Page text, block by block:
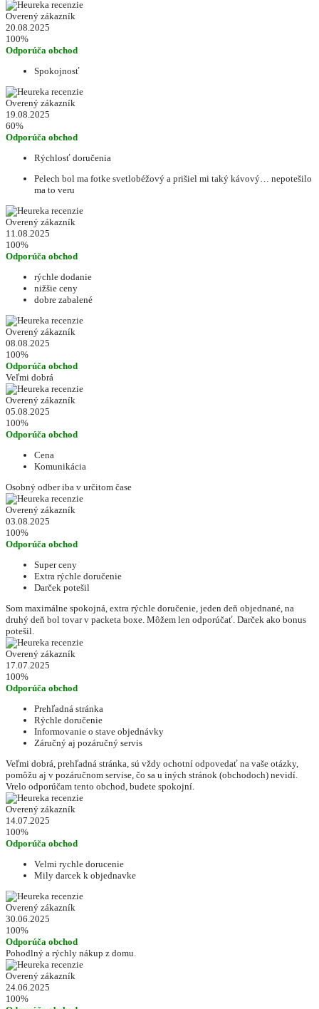
Overený zákazník
20.08.2025
100%
Odporúča obchod
Spokojnosť
Overený zákazník
19.08.2025
60%
Odporúča obchod
Rýchlosť doručenia
Pelech bol ma fotke svetlobéžový a prišiel mi taký kávový… nepotešilo
ma to veru
Overený zákazník
11.08.2025
100%
Odporúča obchod
rýchle dodanie
nižšie ceny
dobre zabalené
Overený zákazník
08.08.2025
100%
Odporúča obchod
Veľmi dobrá
Overený zákazník
05.08.2025
100%
Odporúča obchod
Cena
Komunikácia
Osobný odber iba v určitom čase
Overený zákazník
03.08.2025
100%
Odporúča obchod
Super ceny
Extra rýchle doručenie
Darček potešil
Som maximálne spokojná, extra rýchle doručenie, jeden deň objednané, na
druhý deň bol tovar v packeta boxe. Môžem len odporúčať. Darček ako bonus
potešil.
Overený zákazník
17.07.2025
100%
Odporúča obchod
Prehľadná stránka
Rýchle doručenie
Informovanie o stave objednávky
Záručný aj pozáručný servis
Veľmi dobrá, prehľadná stránka, sú vždy ochotní odpovedať na vaše otázky,
pomôžu aj v pozáručnom servise, čo sa u iných stránok (obchodoch) nevidí.
Vrelo odporúčam tento obchod, budete spokojní.
Overený zákazník
14.07.2025
100%
Odporúča obchod
Velmi rychle dorucenie
Mily darcek k objednavke
Overený zákazník
30.06.2025
100%
Odporúča obchod
Pohodlný a rýchly nákup z domu.
Overený zákazník
24.06.2025
100%